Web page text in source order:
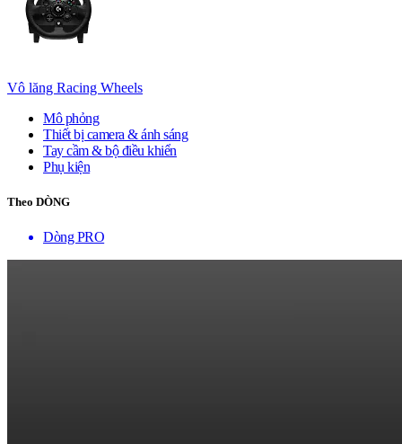
Vô lăng Racing Wheels
Mô phỏng
Thiết bị camera & ánh sáng
Tay cầm & bộ điều khiển
Phụ kiện
Theo DÒNG
Dòng PRO